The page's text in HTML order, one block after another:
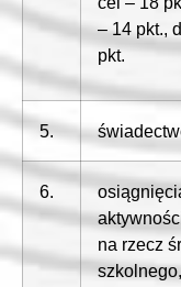
– 14 pkt.,
pkt.
5.
6.
na rzecz